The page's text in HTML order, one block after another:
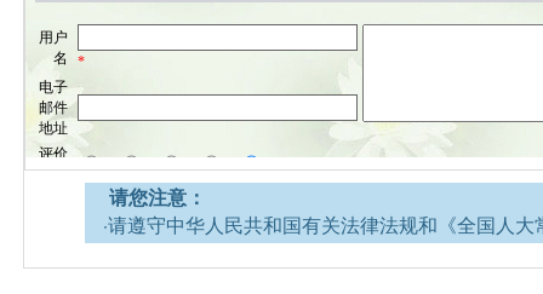
请您注意：
·请遵守中华人民共和国有关法律法规和《全国人